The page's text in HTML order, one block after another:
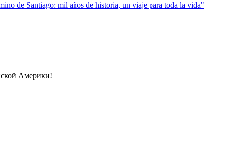
de Santiago: mil años de historia, un viaje para toda la vida"
Америки!